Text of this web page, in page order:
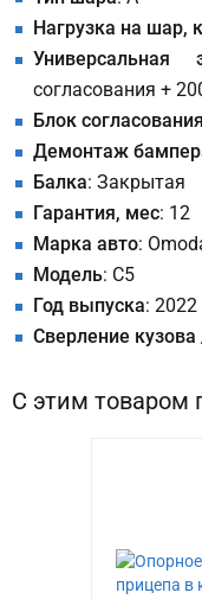
Нагрузка на шар,
Универсальная
согласования +
Блок согласования
Демонтаж
Балка: Закрытая
Гарантия, мес: 12
Марка авто:
Модель: C5
Год выпуска: 2022
Сверление
С этим товаром